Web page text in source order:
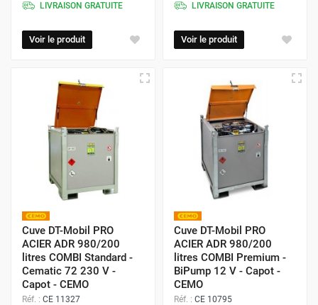
LIVRAISON GRATUITE
Voir le produit
LIVRAISON GRATUITE
Voir le produit
Cuve DT-Mobil PRO
ACIER ADR 980/200
litres COMBI Standard -
Cematic 72 230 V -
Capot - CEMO
Réf. : CE 11327
Cuve DT-Mobil PRO
ACIER ADR 980/200
litres COMBI Premium -
BiPump 12 V - Capot -
CEMO
Réf. : CE 10795